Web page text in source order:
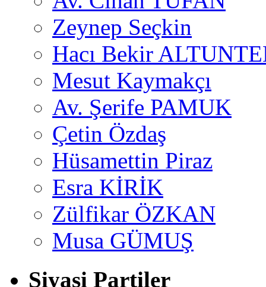
Zeynep Seçkin
Hacı Bekir
Mesut Kaymakçı
Av. Şerife PAMUK
Çetin Özdaş
Hüsamettin Piraz
Esra KİRİK
Zülfikar ÖZKAN
Musa GÜMUŞ
Siyasi Partiler